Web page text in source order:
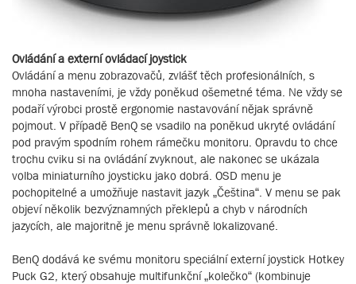
Ovládání a externí ovládací joystick
Ovládání a menu zobrazovačů, zvlášť těch profesionálních, s
mnoha nastaveními, je vždy poněkud ošemetné téma. Ne vždy se
podaří výrobci prostě ergonomie nastavování nějak správně
pojmout. V případě BenQ se vsadilo na poněkud ukryté ovládání
pod pravým spodním rohem rámečku monitoru. Opravdu to chce
trochu cviku si na ovládání zvyknout, ale nakonec se ukázala
volba miniaturního joysticku jako dobrá. OSD menu je
pochopitelné a umožňuje nastavit jazyk „Čeština“. V menu se pak
objeví několik bezvýznamných překlepů a chyb v národních
jazycích, ale majoritně je menu správně lokalizované.
BenQ dodává ke svému monitoru speciální externí joystick Hotkey
Puck G2, který obsahuje multifunkční „kolečko“ (kombinuje